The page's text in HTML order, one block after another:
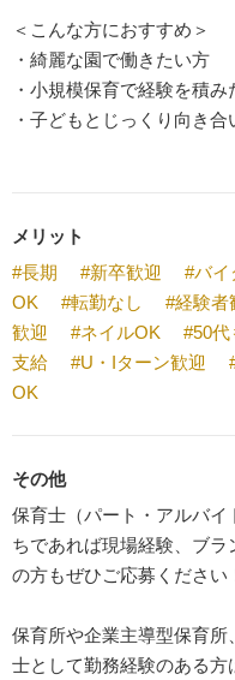
＜こんな方におすすめ＞
・綺麗な園で働きたい方
・小規模保育で経験を積み
・子どもとじっくり向き合
メリット
#長期
#新卒歓迎 #バイ
OK
#転勤なし #経験者
歓迎
#ネイルOK #50
支給
#U・Iターン歓迎
OK
その他
保育士（パート・アルバ
ちであれば現場経験、ブ
の方もぜひご応募ください
保育所や企業主導型保育
士として勤務経験のある方